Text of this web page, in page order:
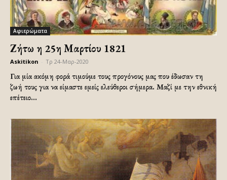
Αφιερώματα
Ζήτω η 25η Μαρτίου 1821
Askitikon Τρ 24-Μαρ-2020
Για μία ακόμη φορά τιμούμε τους προγόνους μας που έδωσαν τη
ζωή τους για να είμαστε εμείς ελεύθεροι σήμερα. Μαζί με την εθνική
επέτειο...